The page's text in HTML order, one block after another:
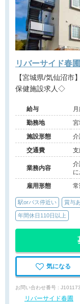
リバーサイド春
【宮城県/気仙沼市】 ◇年間休日117日◇退職金有◇介護老人
保健施設求人◇
給与
勤務地
施設形態
介
交通費
支
業務内容
雇用形態
常
駅orバス停近い 賞与
年間休日110日以上
気になる
お問い合わせ番号 :
リバーサイド春圃